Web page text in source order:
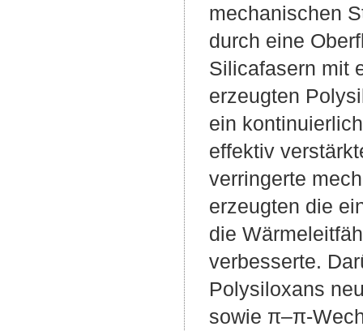
mechanischen
durch eine
Silicafasern mit
erzeugten
ein
effektiv
verringerte
erzeugten die
die
verbesserte.
Polysiloxans
sowie π–π-